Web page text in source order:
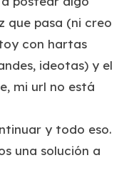
que pasa (ni creo
con hartas
ideotas) y el
mi url no está
y todo eso.
una solución a